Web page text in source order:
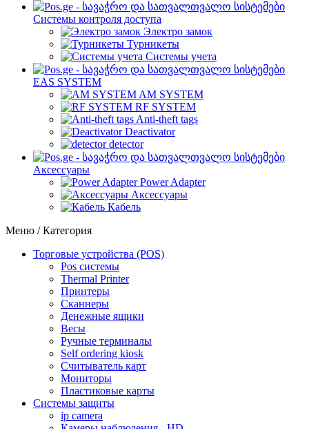
Системы контроля доступа
Электро замок
Турникеты
Cистемы учета
EAS SYSTEM
AM SYSTEM
RF SYSTEM
Anti-theft tags
Deactivator
detector
Аксессуары
Power Adapter
Аксессуары
Кабель
Меню / Категория
Торговые устройства (POS)
Pos системы
Thermal Printer
Принтеры
Сканнеры
Денежные ящики
Весы
Ручные терминалы
Self ordering kiosk
Считыватель карт
Мониторы
Пластиковые карты
Cистемы защиты
ip camera